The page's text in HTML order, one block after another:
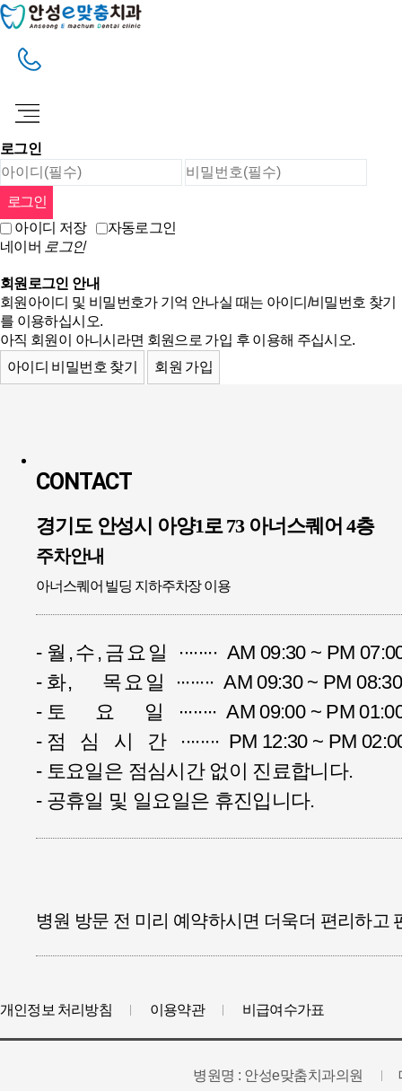
로그인
아이디 저장
자동로그인
네이버 로그인
회원로그인 안내
회원아이디 및 비밀번호가 기억 안나실 때는 아이디/비밀번호 찾기
를 이용하십시오.
아직 회원이 아니시라면 회원으로 가입 후 이용해 주십시오.
아이디 비밀번호 찾기
회원 가입
CONTACT
경기도 안성시 아양1로 73 아너스퀘어 4층
주차안내
아너스퀘어 빌딩 지하주차장 이용
- 월,수,금요일
∙∙∙∙∙∙∙∙ AM 09:30 ~ PM
- 화, 목요일
∙∙∙∙∙∙∙∙ AM 09:30 ~ PM
- 토 요 일
∙∙∙∙∙∙∙∙ AM 09:00 ~ PM
- 점심시간 ∙∙∙∙∙∙∙∙ PM 12:30 ~ PM
- 토요일은 점심시간 없이 진료합니다.
- 공휴일 및 일요일은 휴진입니다.
병원 방문 전 미리 예약하시면 더욱더 편리하고
개인정보 처리방침 이용약관 비급여수가표
병원명 : 안성e맞춤치과의원